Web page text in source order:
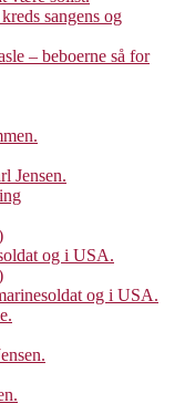
sangens og
– beboerne så for
Jensen.
og i USA.
og i USA.